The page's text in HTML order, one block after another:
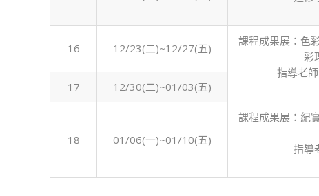
16 12/23(二)~12/27(五)
課程成果展：色
彩
指導老
17 12/30(二)~01/03(五)
18 01/06(一)~01/10(五)
課程成果展：紀
指導